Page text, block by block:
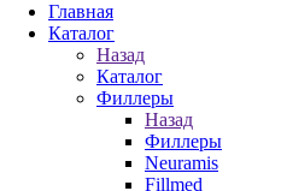
Главная
Каталог
Назад
Каталог
Филлеры
Назад
Филлеры
Neuramis
Fillmed